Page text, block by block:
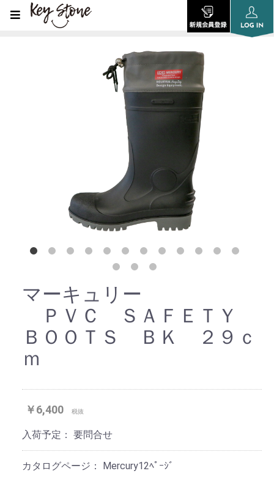
マーキュリー
ＰＶＣ ＳＡＦＥＴＹ
ＢＯＯＴＳ ＢＫ ２９ｃ
ｍ
￥6,400 税抜
入荷予定： 要問合せ
カタログページ： Mercury12ﾍﾟｰｼﾞ